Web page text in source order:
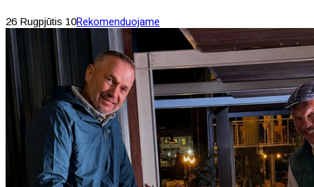
26 Rugpjūtis 10Rekomenduojame